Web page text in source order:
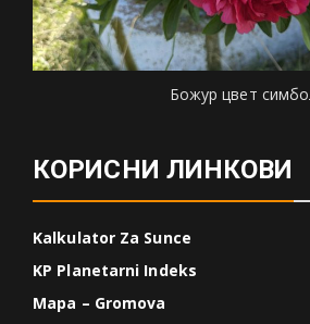
Божур цвет
КОРИСНИ ЛИНКОВИ
Kalkulator Za Sunce
KP Planetarni Indeks
Mapa – Gromova